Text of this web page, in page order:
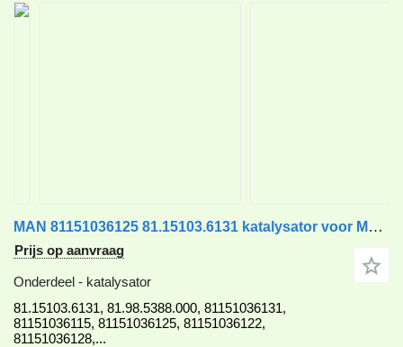
MAN 81151036125 81.15103.6131 katalysator voor MAN TGX vrachtwagen
Prijs op aanvraag
Onderdeel - katalysator
81.15103.6131, 81.98.5388.000, 81151036131,
81151036115, 81151036125, 81151036122,
81151036128,...